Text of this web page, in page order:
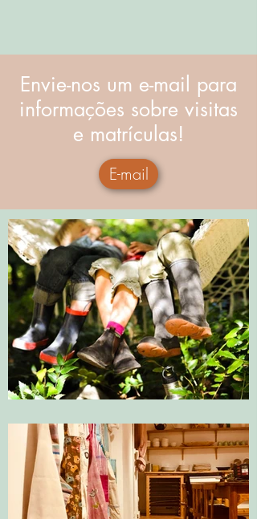
Envie-nos um e-mail para
informações sobre visitas
e matrículas!
E-mail